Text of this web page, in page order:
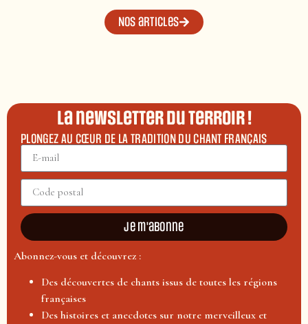
Nos articles
La newsletter du terroir !
PLONGEZ AU CŒUR DE LA TRADITION DU CHANT FRANÇAIS
Je m'abonne
Abonnez-vous et découvrez :
Des découvertes de chants issus de toutes les régions
françaises
Des histoires et anecdotes sur notre merveilleux et